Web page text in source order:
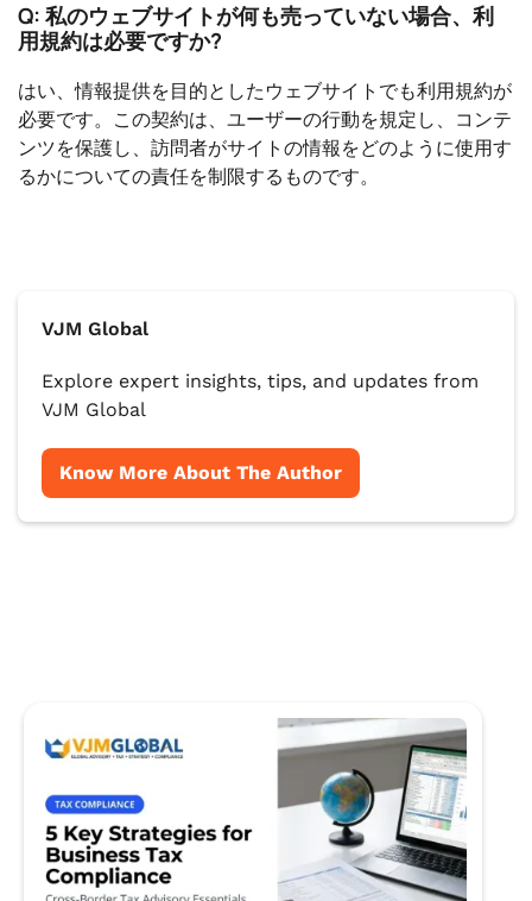
Q: 私のウェブサイトが何も売っていない場合、利
用規約は必要ですか?
はい、情報提供を目的としたウェブサイトでも利用規約が
必要です。この契約は、ユーザーの行動を規定し、コンテ
ンツを保護し、訪問者がサイトの情報をどのように使用す
るかについての責任を制限するものです。
VJM Global
Explore expert insights, tips, and updates from
VJM Global
Know More About The Author